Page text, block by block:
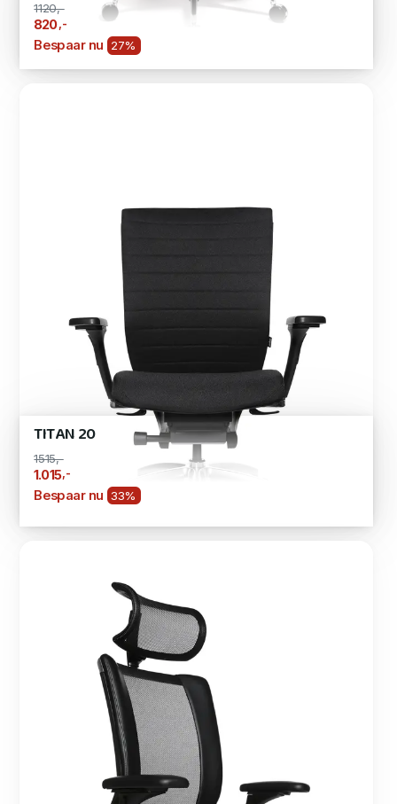
1120,-
820 ,-
Bespaar nu 27%
TITAN 20
1515,-
1.015,-
Bespaar nu 33%